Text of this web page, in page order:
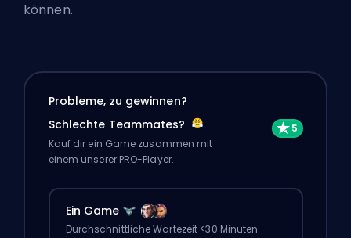
können.
Probleme, zu gewinnen?
Schlechte Teammates?
Kauf dir ein Game zusammen mit
einem unserer PRO-Player.
Ein Game
Durchschnittliche Wartezeit <30 Minuten